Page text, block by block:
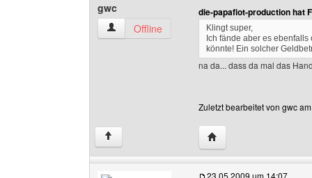
gwc
gwc Benutzer-Profile anzeigen
Offline
die-papafiot-production hat
Klingt super,
Ich fände aber es
könnte! Ein solcher
na da... dass da mal das
Zuletzt bearbeitet von gwc
↑ Website dieses
23.05.2009 um 14:07